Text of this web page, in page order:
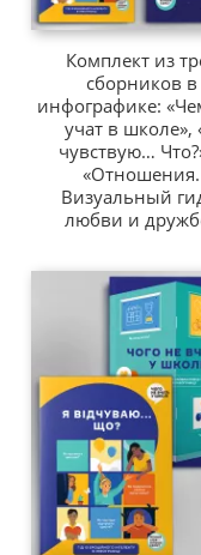
Комплект из
сборников в
инфографике:
учат в школе»,
чувствую…
«Отношения.
Визуальный
любви и